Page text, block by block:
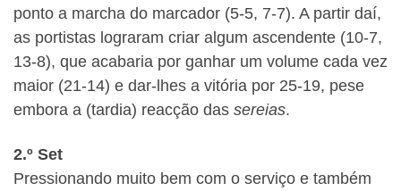
ponto a marcha do marcador (5-5, 7-7). A partir daí,
as portistas lograram criar algum ascendente (10-7,
13-8), que acabaria por ganhar um volume cada vez
maior (21-14) e dar-lhes a vitória por 25-19, pese
embora a (tardia) reacção das sereias.
2.º Set
Pressionando muito bem com o serviço e também